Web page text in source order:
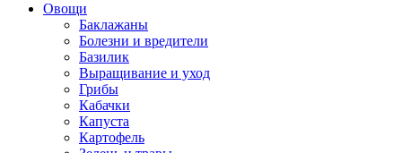
Овощи
Баклажаны
Болезни и вредители
Базилик
Выращивание и уход
Грибы
Кабачки
Капуста
Картофель